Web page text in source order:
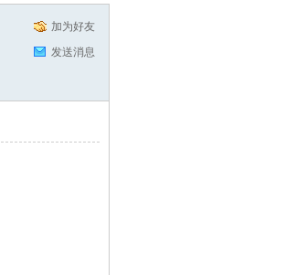
加为好友
发送消息